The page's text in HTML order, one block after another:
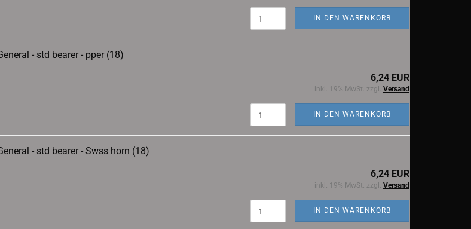
IN DEN WARENKORB
- std bearer - pper (18)
6,24 EUR
inkl. 19% MwSt. zzgl. Versand
IN DEN WARENKORB
- std bearer - Swss horn (18)
6,24 EUR
inkl. 19% MwSt. zzgl. Versand
IN DEN WARENKORB